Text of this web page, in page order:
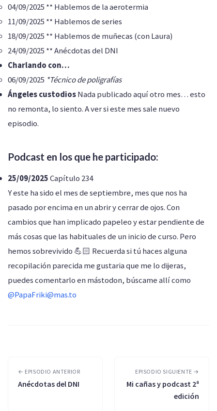
04/09/2025 ** Hablemos de la aerotermia
11/09/2025 ** Hablemos de series
18/09/2025 ** Hablemos de muñecas (con Laura)
24/09/2025 ** Anécdotas del DNI
Charlando con…
06/09/2025 *Técnico de poligrafías
Ángeles custodiosNada publicado aquí otro mes… esto
no remonta, lo siento. A ver si este mes sale nuevo
episodio.
Podcast en los que he participado:
25/09/2025Capítulo 234
Y este ha sido el mes de septiembre, mes que nos ha
pasado por encima en un abrir y cerrar de ojos. Con
cambios que han implicado papeleo y estar pendiente de
más cosas que las habituales de un inicio de curso. Pero
hemos sobrevivido 💪🏻 Recuerda si tú haces alguna
recopilación parecida me gustaria que me lo dijeras,
puedes comentarlo en mástodon, búscame allí como
@PapaFriki@mas.to
← EPISODIO ANTERIOR
Anécdotas del DNI
EPISODIO SIGUIENTE →
Mi cañas y podcast 2ª
edición